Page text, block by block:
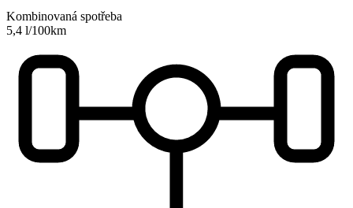
Kombinovaná spotřeba
5,4 l/100km